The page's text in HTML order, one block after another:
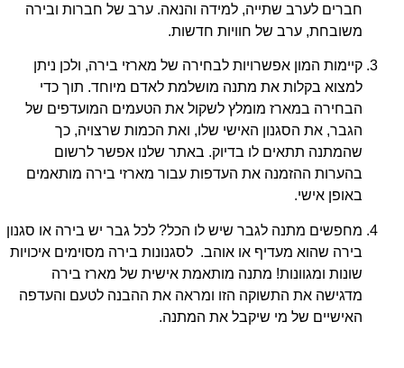
חברים לערב שתייה, למידה והנאה. ערב של חברות ובירה
משובחת, ערב של חוויות חדשות.
קיימות המון אפשרויות לבחירה של מארזי בירה, ולכן ניתן
למצוא בקלות את מתנה מושלמת לאדם מיוחד. תוך כדי
הבחירה במארז מומלץ לשקול את הטעמים המועדפים של
הגבר, את הסגנון האישי שלו, ואת הכמות שרצויה, כך
שהמתנה תתאים לו בדיוק. באתר שלנו אפשר לרשום
בהערות ההזמנה את העדפות עבור מארזי בירה מותאמים
באופן אישי.
מחפשים מתנה לגבר שיש לו הכל? לכל גבר יש בירה או סגנון
בירה שהוא מעדיף או אוהב. לסגנונות בירה מסוימים איכויות
שונות ומגוונות! מתנה מותאמת אישית של מארז בירה
מדגישה את התשוקה הזו ומראה את ההבנה לטעם והעדפה
האישיים של מי שיקבל את המתנה.